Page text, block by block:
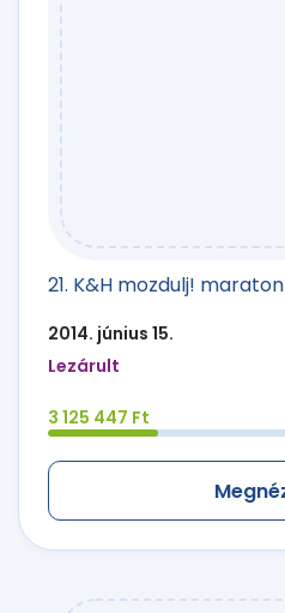
21. K&H mozdulj!
2014. június 15.
Lezárult
3 125 447 Ft